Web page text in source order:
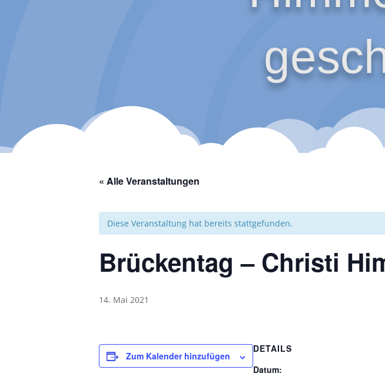
« Alle Veranstaltungen
Diese Veranstaltung hat bereits stattgefunden.
Brückentag – Christi
14. Mai 2021
Zum Kalender hinzufügen
DETAILS
Datum: